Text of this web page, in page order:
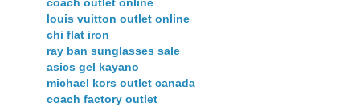
coach outlet online
louis vuitton outlet online
chi flat iron
ray ban sunglasses sale
asics gel kayano
michael kors outlet canada
coach factory outlet